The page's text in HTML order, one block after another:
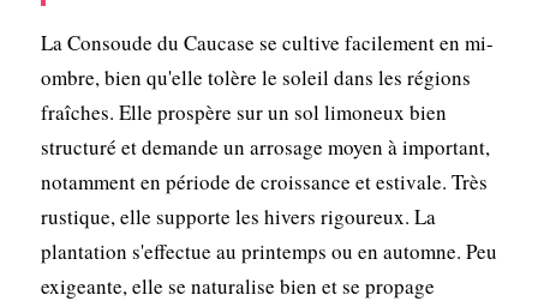
La Consoude du Caucase se cultive facilement en mi-
ombre, bien qu'elle tolère le soleil dans les régions
fraîches. Elle prospère sur un sol limoneux bien
structuré et demande un arrosage moyen à important,
notamment en période de croissance et estivale. Très
rustique, elle supporte les hivers rigoureux. La
plantation s'effectue au printemps ou en automne. Peu
exigeante, elle se naturalise bien et se propage